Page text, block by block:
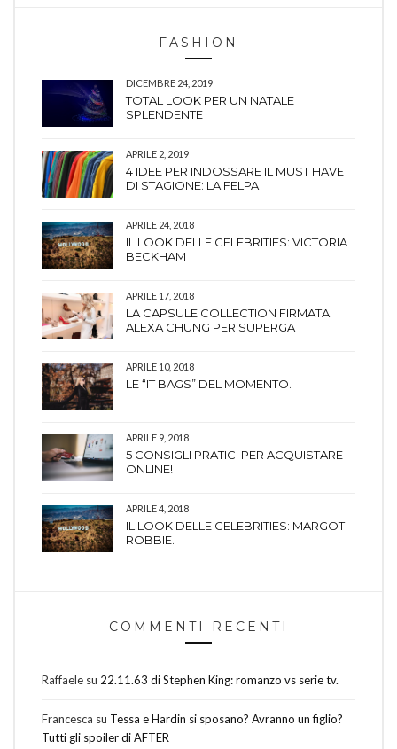
FASHION
DICEMBRE 24, 2019
TOTAL LOOK PER UN NATALE
SPLENDENTE
APRILE 2, 2019
4 IDEE PER INDOSSARE IL MUST HAVE
DI STAGIONE: LA FELPA
APRILE 24, 2018
IL LOOK DELLE CELEBRITIES: VICTORIA
BECKHAM
APRILE 17, 2018
LA CAPSULE COLLECTION FIRMATA
ALEXA CHUNG PER SUPERGA
APRILE 10, 2018
LE “IT BAGS” DEL MOMENTO.
APRILE 9, 2018
5 CONSIGLI PRATICI PER ACQUISTARE
ONLINE!
APRILE 4, 2018
IL LOOK DELLE CELEBRITIES: MARGOT
ROBBIE.
COMMENTI RECENTI
Raffaele su 22.11.63 di Stephen King: romanzo vs serie tv.
Francesca su Tessa e Hardin si sposano? Avranno un figlio?
Tutti gli spoiler di AFTER